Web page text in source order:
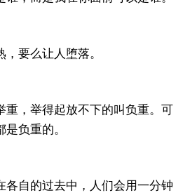
要么让人堕落。
重，举得起放不下的叫负重。可
负重的。
各自的过去中，人们会用一分钟